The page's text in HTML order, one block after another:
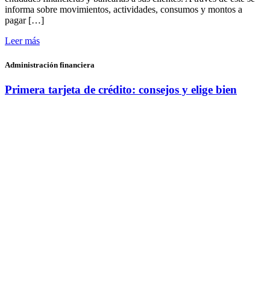
informa sobre movimientos, actividades, consumos y montos a
pagar […]
Leer más
Administración financiera
Primera tarjeta de crédito: consejos y elige bien